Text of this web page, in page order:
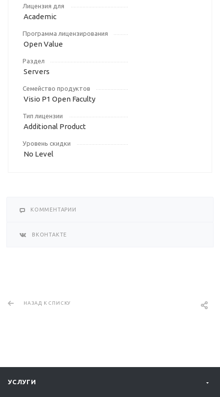
Лицензия для
Academic
Программа лицензирования
Open Value
Раздел
Servers
Семейство продуктов
Visio P1 Open Faculty
Тип лицензии
Additional Product
Уровень скидки
No Level
КОММЕНТАРИИ
ВКОНТАКТЕ
НАЗАД К СПИСКУ
УСЛУГИ